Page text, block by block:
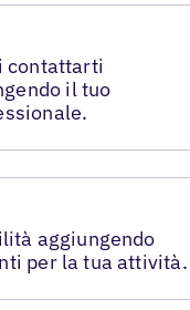
contattarti
il tuo
aggiungendo
per la tua attività.